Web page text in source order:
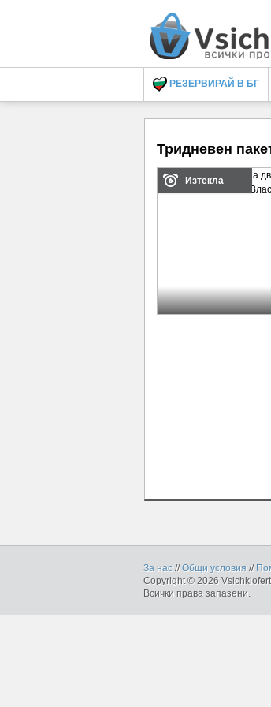
РЕЗЕРВИРАЙ В БГ
Тридневен
Изтекла
За нас //Общи условия //
Copyright © 2026
Всички права запазени.